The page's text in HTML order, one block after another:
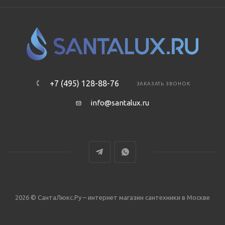
+7 (495) 128-88-76 ЗАКАЗАТЬ ЗВОНОК
info@santalux.ru
2026 © СантаЛюкс.Ру – интернет магазин сантехники в Москве